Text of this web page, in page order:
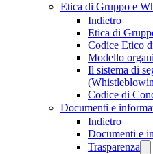
Etica di Gruppo e
Indietro
Etica di
Codice Etico
Modello
Il sistema di
Codice di
Documenti e
Indietro
Documenti e
Trasparenza